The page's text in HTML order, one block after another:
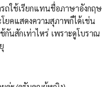
ถใช้เรียกแทนชื่อภาษาอังกฤษ
ยคแสดงความสุภาพก็ได้เช่น
นสักเท่าไหร่ เพราะดูโบราณ